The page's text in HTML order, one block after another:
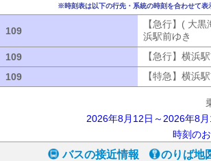
※時刻表は以下の行先・系統の時刻を合わせて表
109
【急行】( 大
浜駅前ゆき
109
【急行】横浜
109
【特急】横浜
2026年8月12日～2026年8
時刻の
バスの接近情報 のりば地